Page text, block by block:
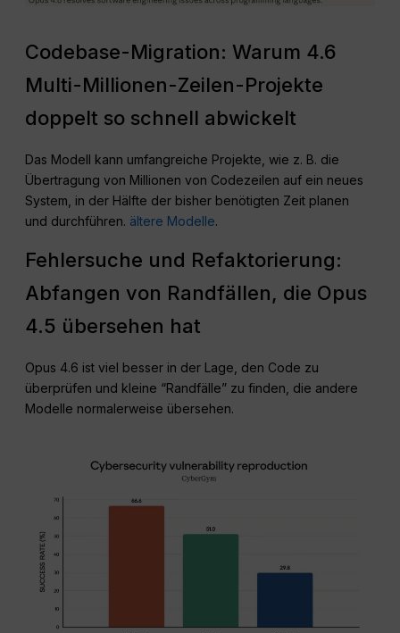
Codebase-Migration: Warum 4.6
Multi-Millionen-Zeilen-Projekte
doppelt so schnell abwickelt
Das Modell kann umfangreiche Projekte, wie z. B. die
Übertragung von Millionen von Codezeilen auf ein neues
System, in der Hälfte der bisher benötigten Zeit planen
und durchführen. ältere Modelle.
Fehlersuche und Refaktorierung:
Abfangen von Randfällen, die Opus
4.5 übersehen hat
Opus 4.6 ist viel besser in der Lage, den Code zu
überprüfen und kleine “Randfälle” zu finden, die andere
Modelle normalerweise übersehen.